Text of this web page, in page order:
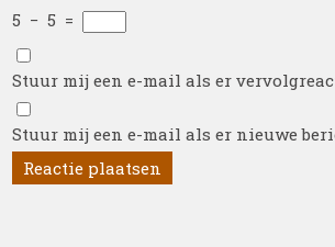
5 − 5 =
Stuur mij een e-mail als er
Stuur mij een e-mail als er nieuwe